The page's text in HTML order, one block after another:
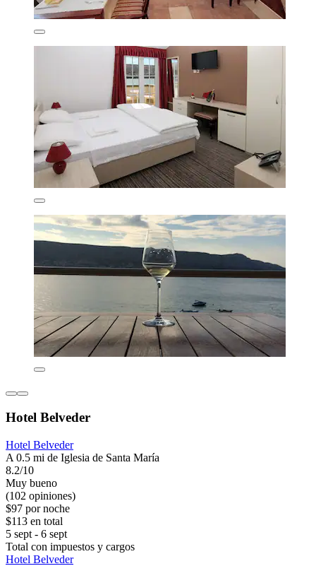
Hotel Belveder
Hotel Belveder
A 0.5 mi de Iglesia de Santa María
8.2/10
Muy bueno
(102 opiniones)
$97 por noche
$113 en total
5 sept - 6 sept
Total con impuestos y cargos
Hotel Belveder